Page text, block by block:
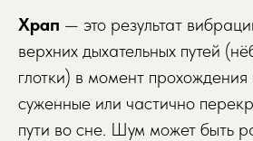
Храп — это результат
верхних дыхательных путей
глотки) в момент прохождения
суженные или частично
пути во сне. Шум может быть